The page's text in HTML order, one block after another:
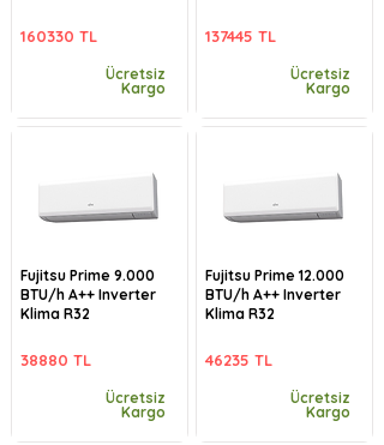
160330 TL
Ücretsiz
Kargo
Fujitsu Prime 9.000
BTU/h A++ Inverter
Klima R32
38880 TL
Ücretsiz
Kargo
137445 TL
Ücretsiz
Kargo
Fujitsu Prime 12.000
BTU/h A++ Inverter
Klima R32
46235 TL
Ücretsiz
Kargo